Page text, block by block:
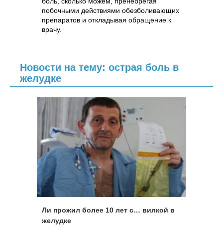
побочными действиями обезболивающих
препаратов и откладывая обращение к
врачу.
Новости на тему: острая боль в
желудке
Ли прожил более 10 лет с… вилкой в
желудке